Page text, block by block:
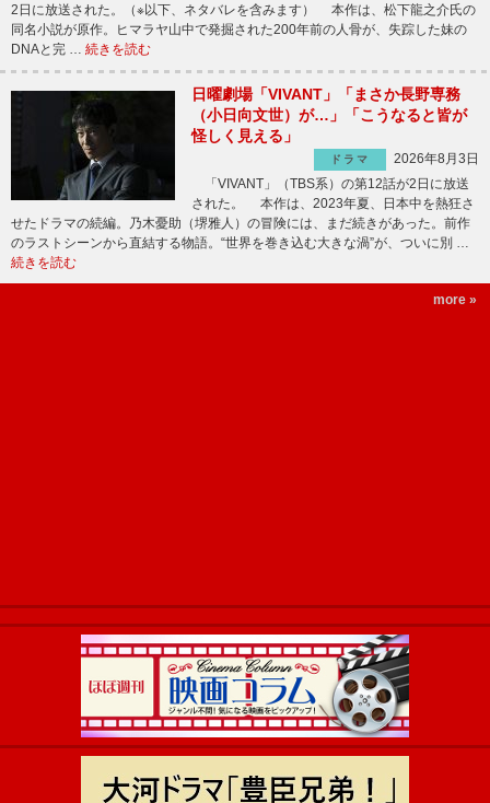
2日に放送された。（※以下、ネタバレを含みます） 本作は、松下龍之介氏の
同名小説が原作。ヒマラヤ山中で発掘された200年前の人骨が、失踪した妹の
DNAと完 … 続きを読む
日曜劇場「VIVANT」「まさか長野専務
（小日向文世）が…」「こうなると皆が
怪しく見える」
ドラマ
2026年8月3日
「VIVANT」（TBS系）の第12話が2日に放送
された。 本作は、2023年夏、日本中を熱狂さ
せたドラマの続編。乃木憂助（堺雅人）の冒険には、まだ続きがあった。前作
のラストシーンから直結する物語。“世界を巻き込む大きな渦”が、ついに別 …
続きを読む
more »